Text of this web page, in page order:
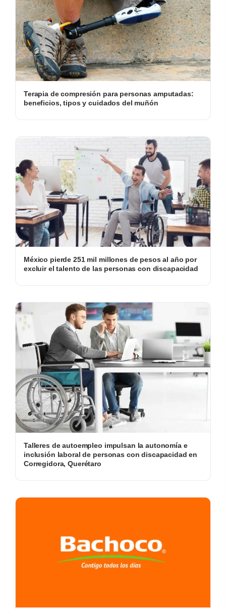
Terapia de compresión para personas amputadas:
beneficios, tipos y cuidados del muñón
México pierde 251 mil millones de pesos al año por
excluir el talento de las personas con discapacidad
Talleres de autoempleo impulsan la autonomía e
inclusión laboral de personas con discapacidad en
Corregidora, Querétaro